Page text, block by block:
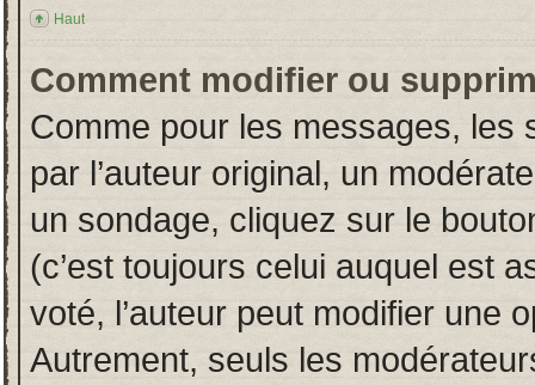
Haut
Comment modifier ou
Comme pour les messages, les
par l’auteur original, un
un sondage, cliquez sur le
(c’est toujours celui auquel est
voté, l’auteur peut modifier une
Autrement, seuls les